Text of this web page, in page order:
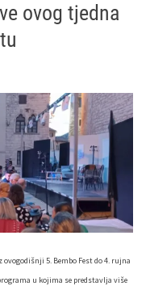
ovog tjedna
ovogodišnji 5. Bembo Fest do 4. rujna
u kojima se predstavlja više